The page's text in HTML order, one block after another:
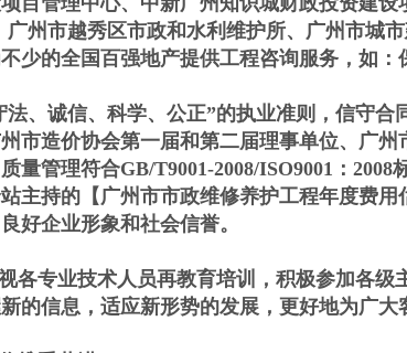
广州市越秀区市政和水利维护所、广州市城
少的全国百强地产提供工程咨询服务，如：
、诚信、科学、公正”的执业准则，信守
市造价协会第一届和第二届理事单位、广
量管理符合GB/T9001-2008/ISO9001：
主持的【广州市市政维修养护工程年度费
好企业形象和社会信誉。
各专业技术人员再教育培训，积极参加各
的信息，适应新形势的发展，更好地为广大